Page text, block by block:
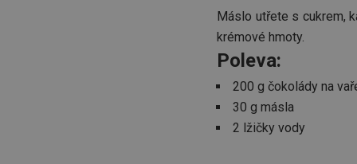
Máslo utřete s cukrem,
krémové hmoty.
Poleva:
200 g čokolády na
30 g másla
2 lžičky vody
__Secure-YNID